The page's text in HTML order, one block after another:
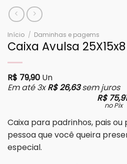
Início / Daminhas e pagems
Caixa Avulsa
R$ 79,90 Un
Em até 3xR$26,63sem juros
R$75,91
no Pix
Caixa para padrinhos, pais
pessoa que você queira
especial.